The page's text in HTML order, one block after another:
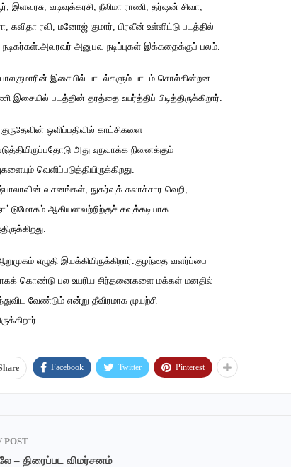
இளவரசு, வடிவுக்கரசி, நீலிமா ராணி, தர்ஷன் சிவா,
கவிதா ரவி, மனோஜ் குமார், பிரவீன் உள்ளிட்டு படத்தில்
நடிகர்கள்.அவரவர் அனுபவ நடிப்புகள் இக்கதைக்குப் பலம்.
இசையில் பாடல்களும் பாடம் சொல்கின்றன.
இசையில் படத்தின் தரத்தை உயர்த்திப் பிடித்திருக்கிறார்.
ஒளிப்பதிவில் காட்சிகளை
அது உருவாக்க நினைக்கும்
வெளிப்படுத்தியிருக்கிறது.
வசனங்கள், நுகர்வுக் கலாச்சார வெறி,
ஆகியனவற்றிற்குச் சவுக்கடியாக
எழுதி இயக்கியிருக்கிறார்.குழந்தை வளர்ப்பை
கொண்டு பல உயரிய சிந்தனைகளை மக்கள் மனதில்
வேண்டும் என்று தீவிரமாக முயற்சி
Facebook Twitter Pinterest
POST
– திரைப்பட விமர்சனம்